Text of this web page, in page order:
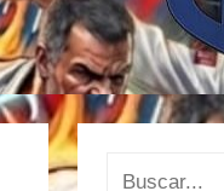
Buscar: